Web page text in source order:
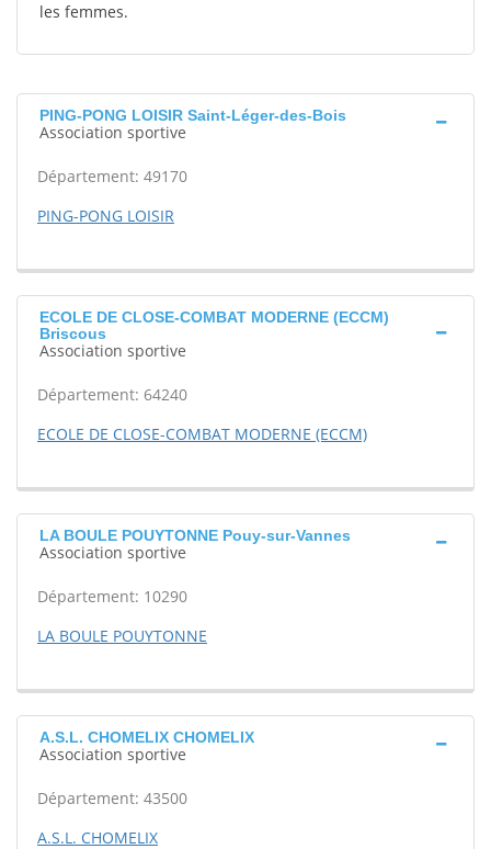
les femmes.
PING-PONG LOISIR Saint-Léger-des-Bois
Association sportive
Département: 49170
PING-PONG LOISIR
ECOLE DE CLOSE-COMBAT MODERNE (ECCM)
Briscous
Association sportive
Département: 64240
ECOLE DE CLOSE-COMBAT MODERNE (ECCM)
LA BOULE POUYTONNE Pouy-sur-Vannes
Association sportive
Département: 10290
LA BOULE POUYTONNE
A.S.L. CHOMELIX CHOMELIX
Association sportive
Département: 43500
A.S.L. CHOMELIX